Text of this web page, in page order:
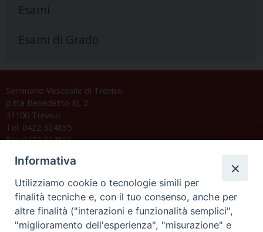
Esami
Esami di Grado
Seminario Vescovile di Treviso
p.tta Benedetto XI, 2
31100 Treviso
Tel. 0422 324835
Fax 0422 324836
Orario di segreteria
Informativa
Utilizziamo cookie o tecnologie simili per
finalità tecniche e, con il tuo consenso, anche per
altre finalità ("interazioni e funzionalità semplici",
"miglioramento dell'esperienza", "misurazione" e